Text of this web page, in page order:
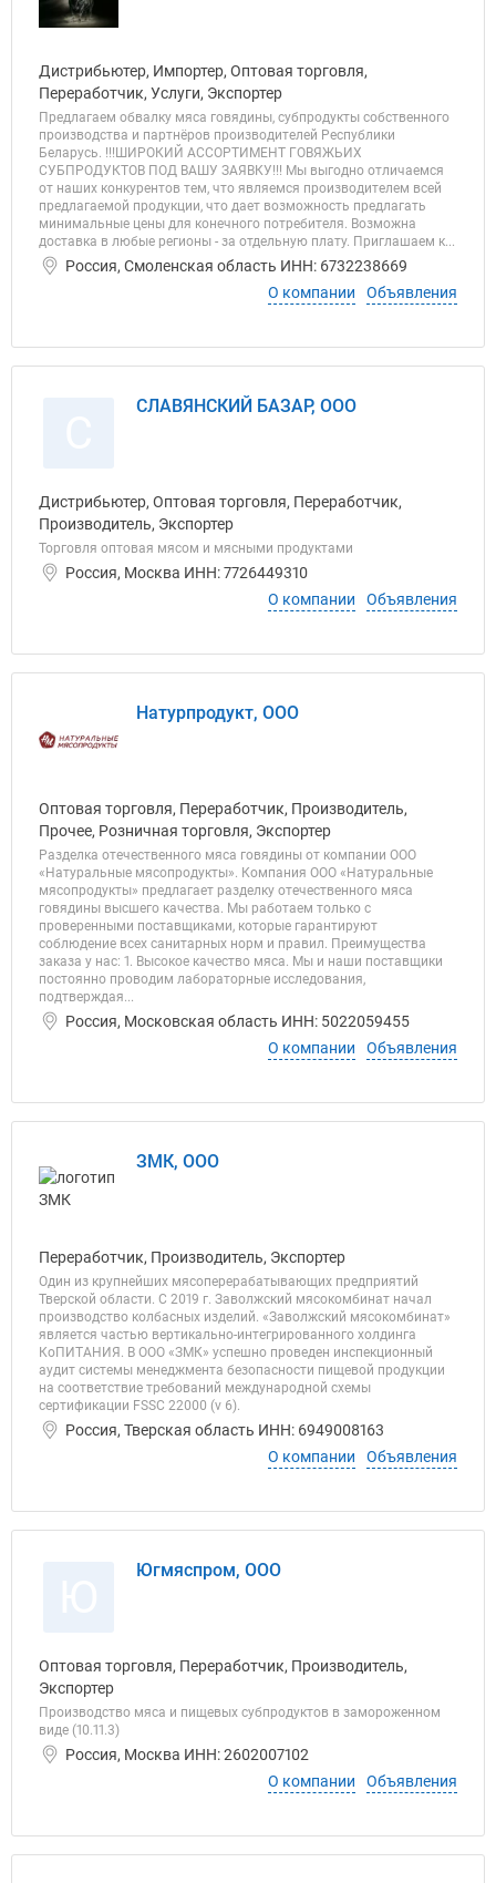
Дистрибьютер, Импортер, Оптовая торговля,
Переработчик, Услуги, Экспортер
Предлагаем обвалку мяса говядины, субпродукты собственного
производства и партнёров производителей Республики
Беларусь. !!!ШИРОКИЙ АССОРТИМЕНТ ГОВЯЖЬИХ
СУБПРОДУКТОВ ПОД ВАШУ ЗАЯВКУ!!! Мы выгодно отличаемся
от наших конкурентов тем, что являемся производителем всей
предлагаемой продукции, что дает возможность предлагать
минимальные цены для конечного потребителя. Возможна
доставка в любые регионы - за отдельную плату. Приглашаем к...
Россия, Смоленская область ИНН: 6732238669
О компании
Объявления
СЛАВЯНСКИЙ БАЗАР, ООО
Дистрибьютер, Оптовая торговля, Переработчик,
Производитель, Экспортер
Торговля оптовая мясом и мясными продуктами
Россия, Москва ИНН: 7726449310
О компании
Объявления
Натурпродукт, ООО
Оптовая торговля, Переработчик, Производитель,
Прочее, Розничная торговля, Экспортер
Разделка отечественного мяса говядины от компании ООО
«Натуральные мясопродукты». Компания ООО «Натуральные
мясопродукты» предлагает разделку отечественного мяса
говядины высшего качества. Мы работаем только с
проверенными поставщиками, которые гарантируют
соблюдение всех санитарных норм и правил. Преимущества
заказа у нас: 1. Высокое качество мяса. Мы и наши поставщики
постоянно проводим лабораторные исследования,
подтверждая...
Россия, Московская область ИНН: 5022059455
О компании
Объявления
ЗМК, ООО
Переработчик, Производитель, Экспортер
Один из крупнейших мясоперерабатывающих предприятий
Тверской области. С 2019 г. Заволжский мясокомбинат начал
производство колбасных изделий. «Заволжский мясокомбинат»
является частью вертикально-интегрированного холдинга
КоПИТАНИЯ. В ООО «ЗМК» успешно проведен инспекционный
аудит системы менеджмента безопасности пищевой продукции
на соответствие требований международной схемы
сертификации FSSC 22000 (v 6).
Россия, Тверская область ИНН: 6949008163
О компании
Объявления
Югмяспром, ООО
Оптовая торговля, Переработчик, Производитель,
Экспортер
Производство мяса и пищевых субпродуктов в замороженном
виде (10.11.3)
Россия, Москва ИНН: 2602007102
О компании
Объявления